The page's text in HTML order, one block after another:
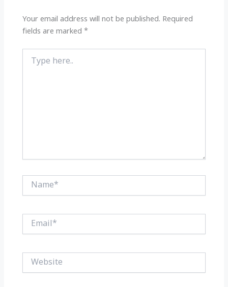
k
Your email address will not be published. Required
fields are marked*
here..
Name*
Email*
Website